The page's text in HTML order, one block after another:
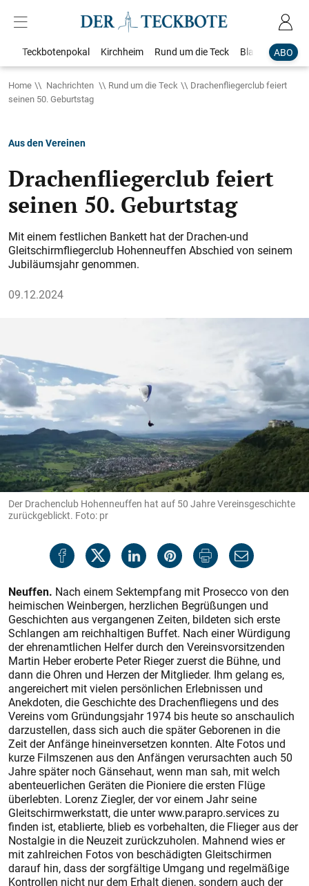
ABO
Teckbotenpokal Kirchheim Rund um die Teck Blaulicht
Home Nachrichten Rund um die Teck
Drachenfliegerclub feiert
seinen 50. Geburtstag
Aus den Vereinen
Drachenfliegerclub feiert
seinen 50. Geburtstag
Mit einem festlichen Bankett hat der Drachen-und
Gleitschirmfliegerclub Hohenneuffen Abschied von seinem
Jubiläumsjahr genommen.
09.12.2024
Der Drachenclub Hohenneuffen hat auf 50 Jahre Vereinsgeschichte
zurückgeblickt. Foto: pr
Neuffen. Nach einem Sektempfang mit Prosecco von den
heimischen Weinbergen, herzlichen Begrüßungen und
Geschichten aus vergangenen Zeiten, bildeten sich erste
Schlangen am reichhaltigen Buffet. Nach einer Würdigung
der ehrenamtlichen Helfer durch den Vereinsvorsitzenden
Martin Heber eroberte Peter Rieger zuerst die Bühne, und
dann die Ohren und Herzen der Mitglieder. Ihm gelang es,
angereichert mit vielen persönlichen Erlebnissen und
Anekdoten, die Geschichte des Drachenfliegens und des
Vereins vom Gründungsjahr 1974 bis heute so anschaulich
darzustellen, dass sich auch die später Geborenen in die
Zeit der Anfänge hineinversetzen konnten. Alte Fotos und
kurze Filmszenen aus den Anfängen verursachten auch 50
Jahre später noch Gänsehaut, wenn man sah, mit welch
abenteuerlichen Geräten die Pioniere die ersten Flüge
überlebten. Lorenz Ziegler, der vor einem Jahr seine
Gleitschirmwerkstatt, die unter www.parapro.services zu
finden ist, etablierte, blieb es vorbehalten, die Flieger aus der
Nostalgie in die Neuzeit zurückzuholen. Mahnend wies er
mit zahlreichen Fotos von beschädigten Gleitschirmen
darauf hin, dass der sorgfältige Umgang und regelmäßige
Kontrollen nicht nur dem Erhalt dienen, sondern auch der